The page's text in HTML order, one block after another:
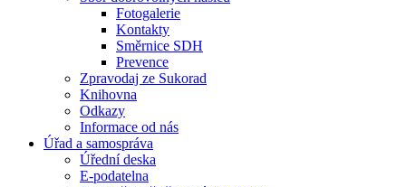
Fotogalerie
Kontakty
Směrnice SDH
Prevence
Zpravodaj ze Sukorad
Knihovna
Odkazy
Informace od nás
Úřad a samospráva
Úřední deska
E-podatelna